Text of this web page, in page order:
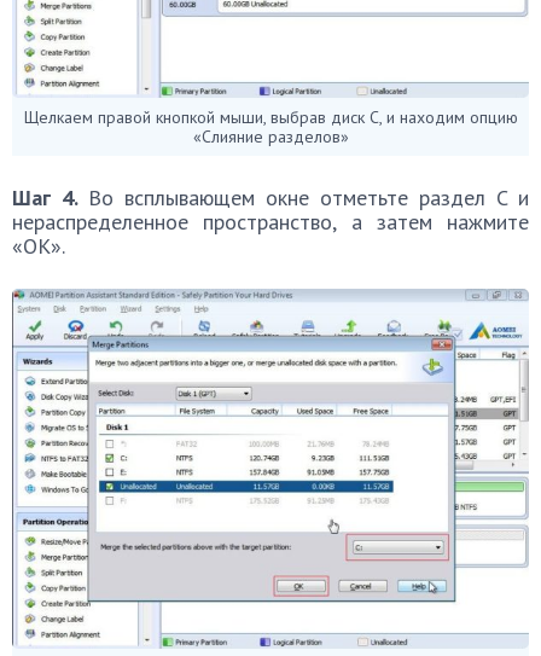
Щелкаем правой кнопкой мыши, выбрав диск C, и находим опцию
«Слияние разделов»
Шаг 4. Во всплывающем окне отметьте раздел C и
нераспределенное пространство, а затем нажмите
«ОК».